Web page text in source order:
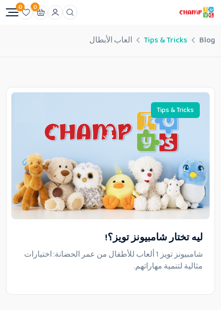
0
0
Tips & Tricks Blog العاب الأبطال
Tips & Tricks
ليه تختار شامبيونز تويز؟!
شامبيونز تويز 1 ألعاب للأطفال من عمر الحضانة: اختيارات
مثالية لتنمية مهاراتهم.